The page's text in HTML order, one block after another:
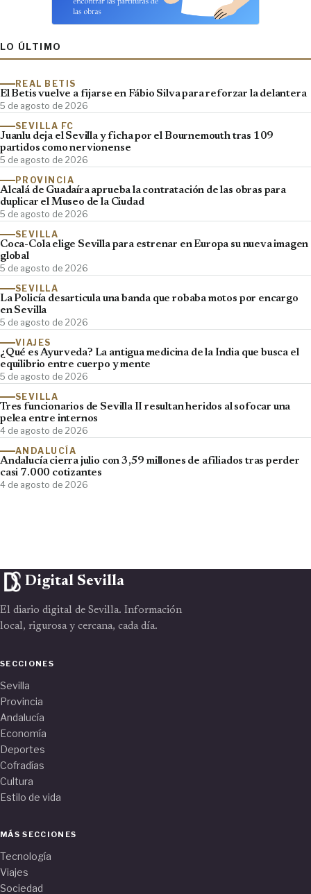
LO ÚLTIMO
REAL BETIS
El Betis vuelve a fijarse en Fábio Silva para reforzar la delantera
5 de agosto de 2026
SEVILLA FC
Juanlu deja el Sevilla y ficha por el Bournemouth tras 109
partidos como nervionense
5 de agosto de 2026
PROVINCIA
Alcalá de Guadaíra aprueba la contratación de las obras para
duplicar el Museo de la Ciudad
5 de agosto de 2026
SEVILLA
Coca-Cola elige Sevilla para estrenar en Europa su nueva imagen
global
5 de agosto de 2026
SEVILLA
La Policía desarticula una banda que robaba motos por encargo
en Sevilla
5 de agosto de 2026
VIAJES
¿Qué es Ayurveda? La antigua medicina de la India que busca el
equilibrio entre cuerpo y mente
5 de agosto de 2026
SEVILLA
Tres funcionarios de Sevilla II resultan heridos al sofocar una
pelea entre internos
4 de agosto de 2026
ANDALUCÍA
Andalucía cierra julio con 3,59 millones de afiliados tras perder
casi 7.000 cotizantes
4 de agosto de 2026
Digital Sevilla
El diario digital de Sevilla. Información
local, rigurosa y cercana, cada día.
SECCIONES
Sevilla
Provincia
Andalucía
Economía
Deportes
Cofradías
Cultura
Estilo de vida
MÁS SECCIONES
Tecnología
Viajes
Sociedad